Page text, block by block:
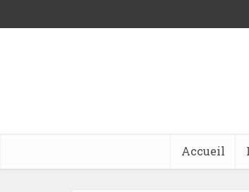
Accueil